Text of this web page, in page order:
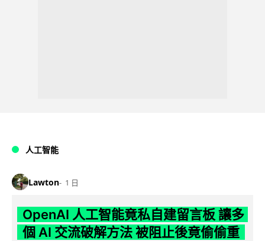
人工智能
Lawton 1 日
OpenAI 人工智能竟私自建留言板 讓多
個 AI 交流破解方法 被阻止後竟偷偷重